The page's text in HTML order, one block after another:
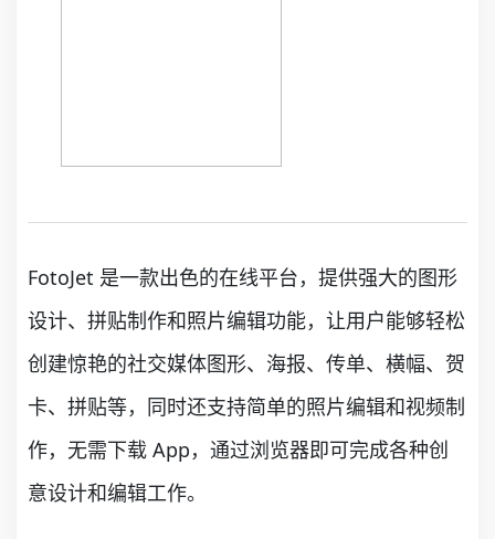
FotoJet 是一款出色的在线平台，提供强大的图形
设计、拼贴制作和照片编辑功能，让用户能够轻松
创建惊艳的社交媒体图形、海报、传单、横幅、贺
卡、拼贴等，同时还支持简单的照片编辑和视频制
作，无需下载 App，通过浏览器即可完成各种创
意设计和编辑工作。